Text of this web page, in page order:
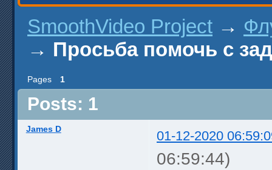
SmoothVideo Project →
→ Просьба помочь с
Pages 1
Posts: 1
James D 01-12-2020
06:59:44)